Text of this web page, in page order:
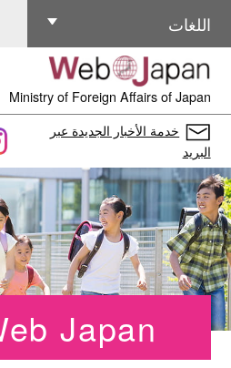
Ministry of Foreign Affairs of Japan
اللغات
اللغات الأخرى
خدمة الأخبار الجديدة عبر
البريد
Japan